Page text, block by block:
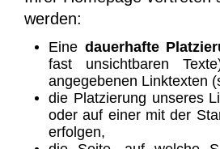
werden:
Eine dauerhafte
fast unsichtbaren
angegebenen Linktexten
die Platzierung unseres
oder auf einer mit der
erfolgen,